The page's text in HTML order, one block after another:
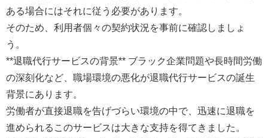
ある場合にはそれに従う必要があります。
そのため、利用者個々の契約状況を事前に確認しましょ
う。
**退職代行サービスの背景** ブラック企業問題や長時間労働
の深刻化など、職場環境の悪化が退職代行サービスの誕生
背景にあります。
労働者が直接退職を告げづらい環境の中で、迅速に退職を
進められるこのサービスは大きな支持を得てきました。